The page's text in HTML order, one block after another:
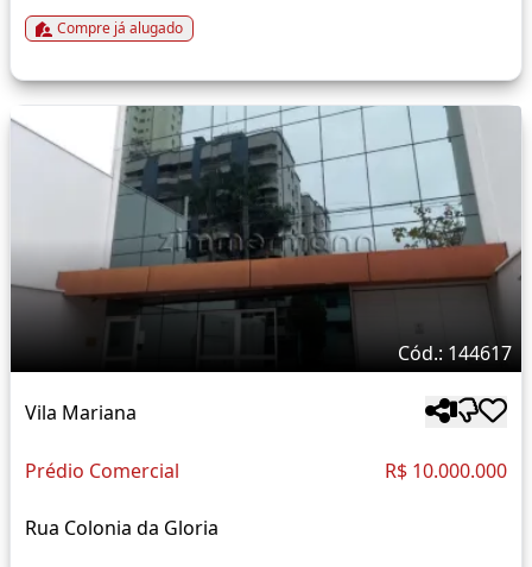
Compre já alugado
Cód.: 144617
Vila Mariana
Prédio Comercial R$ 10.000.000
Rua Colonia da Gloria